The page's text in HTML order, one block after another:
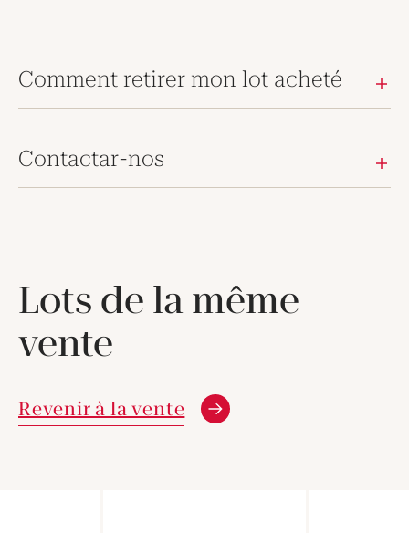
Comment retirer mon lot acheté
Contactar-nos
Lots de la même
vente
Revenir à la vente